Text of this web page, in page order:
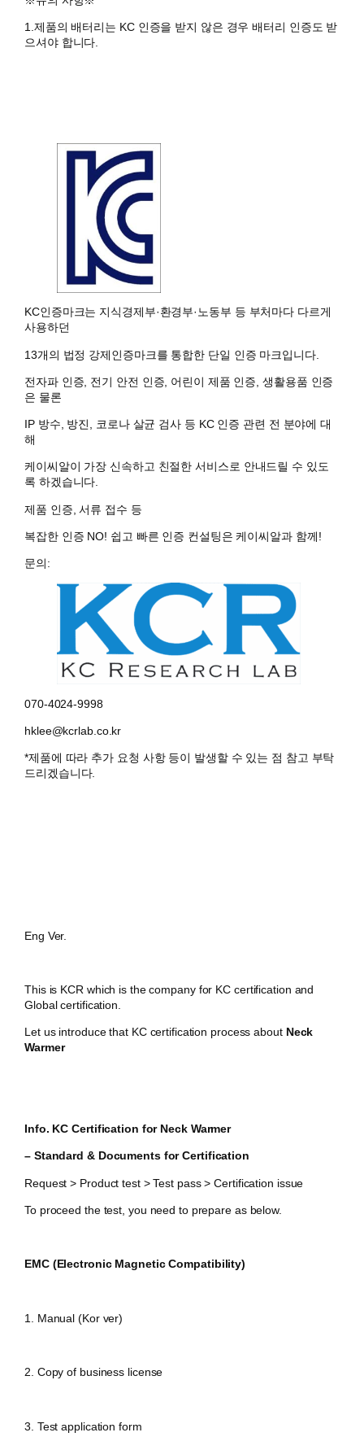
1.제품의 배터리는 KC 인증을 받지 않은 경우 배터리 인증도 받
으셔야 합니다.
KC인증마크는 지식경제부·환경부·노동부 등 부처마다 다르게
사용하던
13개의 법정 강제인증마크를 통합한 단일 인증 마크입니다.
전자파 인증, 전기 안전 인증, 어린이 제품 인증, 생활용품 인증
은 물론
IP 방수, 방진, 코로나 살균 검사 등 KC 인증 관련 전 분야에 대
해
케이씨알이 가장 신속하고 친절한 서비스로 안내드릴 수 있도
록 하겠습니다.
제품 인증, 서류 접수 등
복잡한 인증 NO! 쉽고 빠른 인증 컨설팅은 케이씨알과 함께!
문의:
070-4024-9998
hklee@kcrlab.co.kr
*제품에 따라 추가 요청 사항 등이 발생할 수 있는 점 참고 부탁
드리겠습니다.
Eng Ver.
This is KCR which is the company for KC certification and
Global certification.
Let us introduce that KC certification process aboutNeck
Warmer
Info. KC Certification for Neck Warmer
– Standard & Documents for Certification
Request > Product test > Test pass > Certification issue
To proceed the test, you need to prepare as below.
EMC (Electronic Magnetic Compatibility)
1. Manual (Kor ver)
2. Copy of business license
3. Test application form